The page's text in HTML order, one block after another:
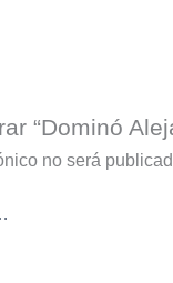
“Dominó
no será